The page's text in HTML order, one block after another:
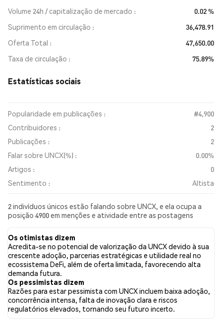
Volume 24h / capitalização de mercado
0.02 %
Suprimento em circulação
36,478.91
Oferta Total
47,650.00
Taxa de circulação
75.89%
Estatísticas sociais
Popularidade em publicações :
#4,900
Contribuidores :
2
Publicações :
2
Falar sobre UNCX(%) :
0.00%
Artigos :
0
Sentimento :
Altista
2 indivíduos únicos estão falando sobre UNCX, e ela ocupa a
posição 4900 em menções e atividade entre as postagens
UNCX em todas as redes sociais foi Altista. Por fim, foram
publicados 0 artigos de notícias sobre UNCX. No Twitter,
100.00% dos tweets apresentaram um sentimento otimista em
comparação com 0.00% dos tweets com sentimento pessimista
sobre UNCX. 0.00% dos tweets foram neutros em relação a
UNCX. Esses sentimentos são baseados em 1 tweets.
Os otimistas dizem
Acredita-se no potencial de valorização da UNCX devido à sua
crescente adoção, parcerias estratégicas e utilidade real no
ecossistema DeFi, além de oferta limitada, favorecendo alta
demanda futura.
Os pessimistas dizem
Razões para estar pessimista com UNCX incluem baixa adoção,
concorrência intensa, falta de inovação clara e riscos
regulatórios elevados, tornando seu futuro incerto.